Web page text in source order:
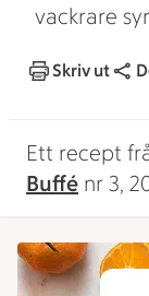
vackrare
Skriv ut
Ett recept
Buffé nr 3,